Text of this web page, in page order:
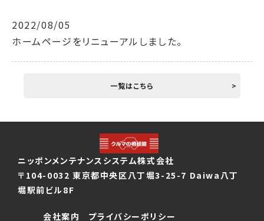
2022/08/05
ホームページをリニューアルしました。
一覧はこちら
ニッポンメンテナンスシステム株式会社
〒104-0032 東京都中央区八丁堀3-25-7 Daiwa八丁
堀駅前ビル8F
会社案内 プライバシーポリシー